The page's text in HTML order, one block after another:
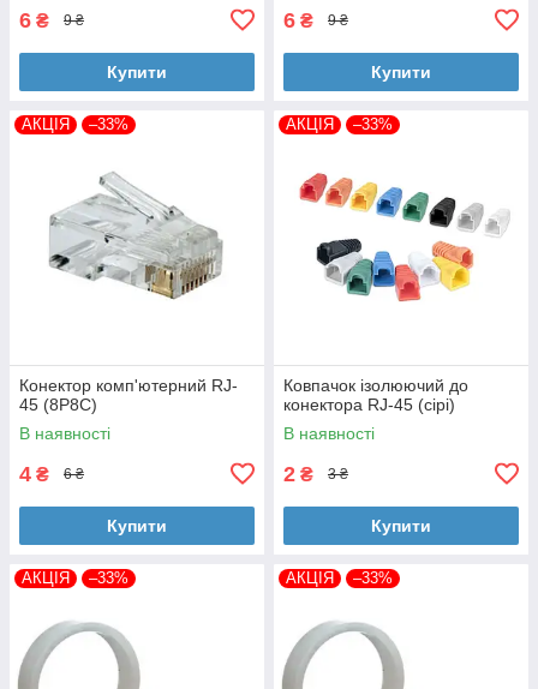
6 ₴ 9 ₴
Купити
6 ₴ 9 ₴
Купити
АКЦІЯ –33%
Конектор комп'ютерний RJ-
45 (8P8C)
В наявності
4 ₴ 6 ₴
Купити
АКЦІЯ –33%
Ковпачок ізолюючий до
конектора RJ-45 (сірі)
В наявності
2 ₴ 3 ₴
Купити
АКЦІЯ –33% АКЦІЯ –33%